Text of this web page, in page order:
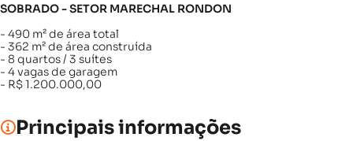
SOBRADO - SETOR MARECHAL RONDON
- 490 m² de área total
- 362 m² de área construída
- 8 quartos / 3 suítes
- 4 vagas de garagem
- R$ 1.200.000,00
Principais informações